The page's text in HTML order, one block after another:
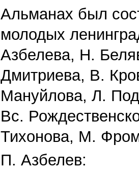
Альманах был
молодых
Азбелева, Н.
Дмитриева, В.
Мануйлова, Л.
Вс.
Тихонова, М.
П. Азбелев: